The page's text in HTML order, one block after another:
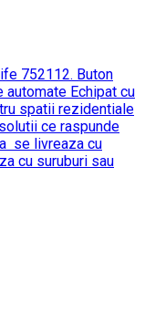
752112. Buton
automate Echipat cu
spatii rezidentiale
ce raspunde
se livreaza cu
cu suruburi sau